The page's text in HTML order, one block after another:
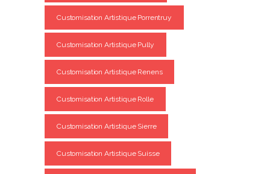
Customisation Artistique Porrentruy
Customisation Artistique Pully
Customisation Artistique Renens
Customisation Artistique Rolle
Customisation Artistique Sierre
Customisation Artistique Suisse